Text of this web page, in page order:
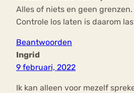
Alles of niets en geen grenzen.
Controle los laten is daarom
Beantwoorden
Ingrid
9 februari, 2022
Ik kan alleen voor mezelf